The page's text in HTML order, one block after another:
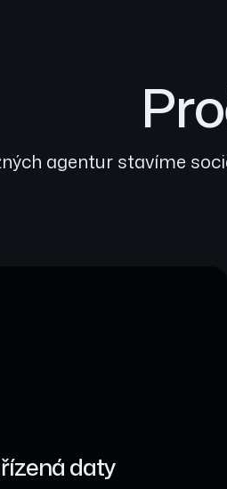
agentur stavíme
daty